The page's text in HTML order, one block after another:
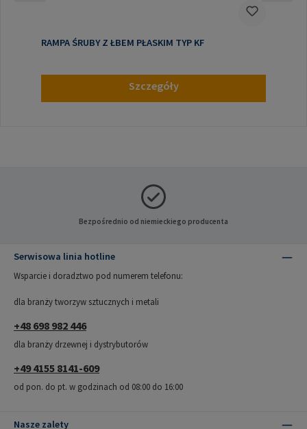
RAMPA ŚRUBY Z ŁBEM PŁASKIM TYP KF
Szczegóły
Bezpośrednio od niemieckiego producenta
Serwisowa linia hotline
Wsparcie i doradztwo pod numerem telefonu:
dla branży tworzyw sztucznych i metali
+48 698 982 446
dla branży drzewnej i dystrybutorów
+49 4155 8141-609
od pon. do pt. w godzinach od 08:00 do 16:00
Nasze zalety